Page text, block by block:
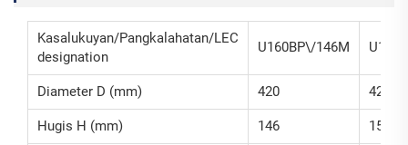
Kasalukuyan/Pangkalahatan/LEC
designation
U160BP\/146M
Diameter D (mm) 420 420
Hugis H (mm) 146 155